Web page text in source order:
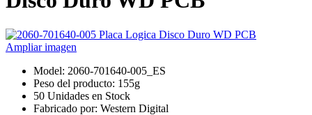
Ampliar imagen
Model: 2060-701640-005_ES
Peso del producto: 155g
50 Unidades en Stock
Fabricado por: Western Digital